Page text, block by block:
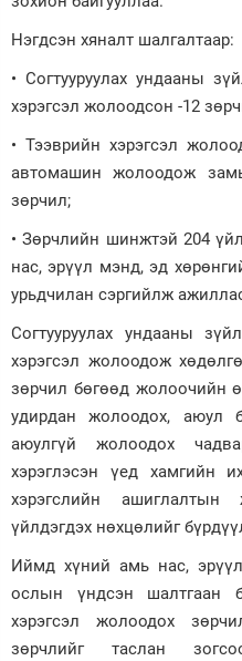
Нэгдсэн хяналт шалгалтаар:
• Согтууруулах ундааны
хэрэгсэл жолоодсон -12
• Тээврийн хэрэгсэл
автомашин жолоодож
зөрчил;
• Зөрчлийн шинжтэй 204
нас, эрүүл мэнд, эд
урьдчилан сэргийлж
Согтууруулах ундааны
хэрэгсэл жолоодож
зөрчил бөгөөд жолоочийн
удирдан жолоодох, аюул
аюулгүй жолоодох
хэрэглэсэн үед хамгийн
хэрэгслийн
үйлдэгдэх нөхцөлийг
Иймд хүний амь нас,
ослын үндсэн шалтгаан
хэрэгсэл жолоодох
зөрчлийг таслан